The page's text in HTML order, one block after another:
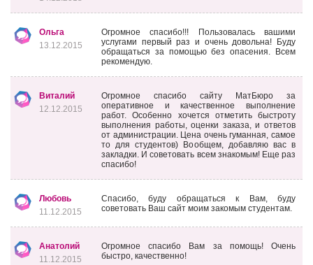
Ольга
13.12.2015
Огромное спасибо!!! Пользовалась вашими
услугами первый раз и очень довольна! Буду
обращаться за помощью без опасения. Всем
рекомендую.
Виталий
12.12.2015
Огромное спасибо сайту МатБюро за
оперативное и качественное выполнение
работ. Особенно хочется отметить быстроту
выполнения работы, оценки заказа, и ответов
от администрации. Цена очень гуманная, самое
то для студентов) Вообщем, добавляю вас в
закладки. И советовать всем знакомым! Еще раз
спасибо!
Любовь
11.12.2015
Спасибо, буду обращаться к Вам, буду
советовать Ваш сайт моим закомым студентам.
Анатолий
11.12.2015
Огромное спасибо Вам за помощь! Очень
быстро, качественно!